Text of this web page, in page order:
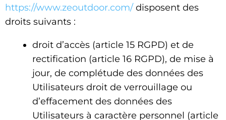
https://www.zeoutdoor.com/ disposent des
droits suivants :
droit d’accès (article 15 RGPD) et de
rectification (article 16 RGPD), de mise à
jour, de complétude des données des
Utilisateurs droit de verrouillage ou
d’effacement des données des
Utilisateurs à caractère personnel (article